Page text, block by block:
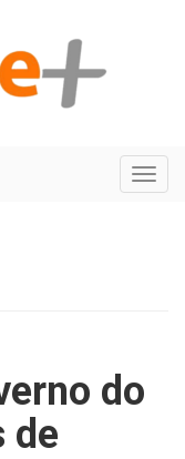
do
de